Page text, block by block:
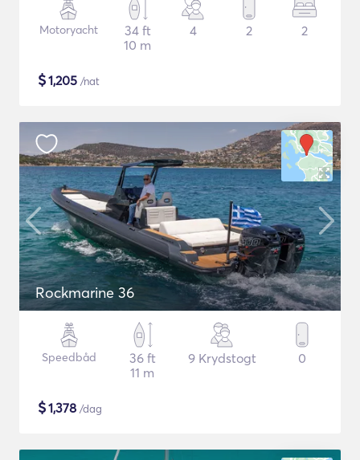
Motoryacht
34 ft
10 m
4 2 2
$1,205 /nat
Rockmarine 36
Speedbåd
36 ft
11 m
9 Krydstogt 0
$1,378 /dag